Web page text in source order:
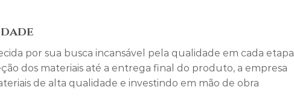
por sua busca incansável pela qualidade em cada etapa
dos materiais até a entrega final do produto, a empresa
de alta qualidade e investindo em mão de obra